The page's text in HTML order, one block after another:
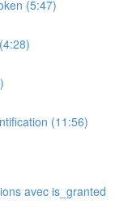
(5:47)
(11:56)
avec is_granted